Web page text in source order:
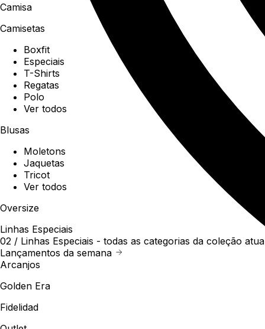
Camisa
Camisetas
Boxfit
Especiais
T-Shirts
Regatas
Polo
Ver todos
Blusas
Moletons
Jaquetas
Tricot
Ver todos
Oversize
Linhas Especiais
02 / Linhas Especiais - todas as categorias da coleção
Lançamentos da semana
Arcanjos
Golden Era
Fidelidad